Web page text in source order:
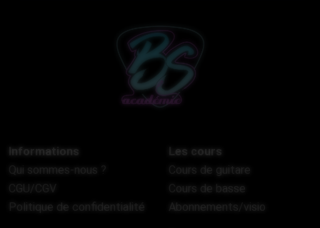
Informations
Qui sommes-nous ?
CGU/CGV
Politique de confidentialité
Les cours
Cours de guitare
Cours de basse
Abonnements/visio